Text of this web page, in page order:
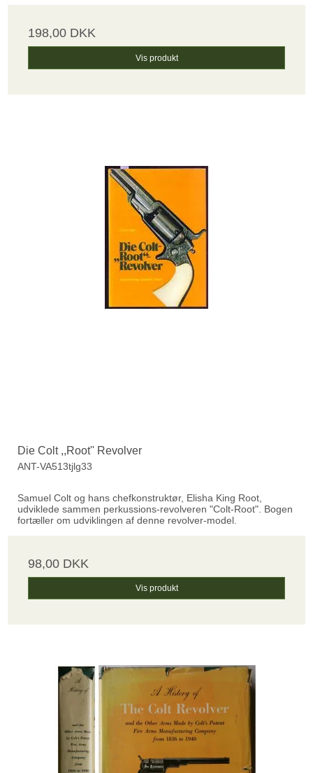
198,00 DKK
Vis produkt
Die Colt ,,Root'' Revolver
ANT-VA513tjlg33
Samuel Colt og hans chefkonstruktør, Elisha King Root,
udviklede sammen perkussions-revolveren "Colt-Root". Bogen
fortæller om udviklingen af denne revolver-model.
98,00 DKK
Vis produkt